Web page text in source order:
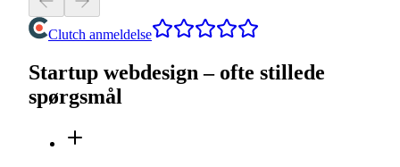
Clutch anmeldelse
Startup webdesign – ofte stillede
spørgsmål